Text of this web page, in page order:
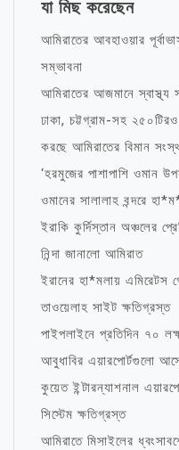
যা মিছ করেছেন
আমিরাতের আবহাওয়ার
সম্ভাবনা
আমিরাতের আজমানে স্বাস্থ্য
ঢাকা, চট্টগ্রাম-সহ
করছে আমিরাতের বিমান
‘হরমুজের পাশাপাশি ওমান
ওমানের সালালাহ বন্দরে
ইরাকি কুর্দিস্তান অঞ্চলের
নিন্দা জানালো আমিরাত
ইরানের হা*মলায় এমিরেটস
তাওয়েলাহ সাইট ক্ষতিগ্রস্ত
পাইপলাইনে প্রতিদিন ৭০
আবুধাবির এয়ারপোর্টগুলো
কুয়েত ইন্টারন্যাশনাল
সিস্টেম ক্ষতিগ্রস্ত
আমিরাতে মিসাইলের